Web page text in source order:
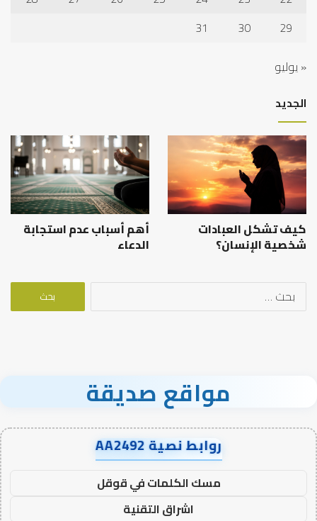
29
30
31
« يوليو
الجديد
كيف تشكل العبادات
شخصية الإنسان؟
أهم أسباب عدم استجابة
الدعاء
البحث
مواقع صديقة
روابط نصية AA2492
مسك الكلمات في قوقل
اشراق التقنية